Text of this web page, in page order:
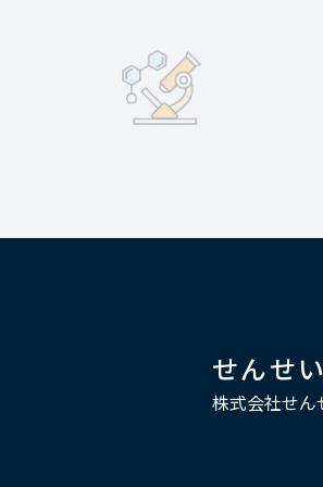
せんせ
株式会社せん